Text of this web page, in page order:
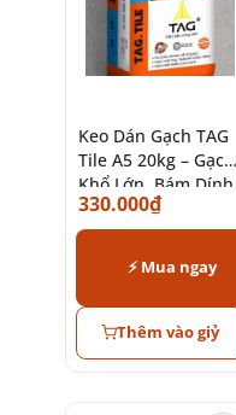
Keo Dán Gạch TAG
Tile A5 20kg – Gạch
Khổ Lớn, Bám Dính
Cao
330.000₫
⚡ Mua ngay
Thêm vào giỷ